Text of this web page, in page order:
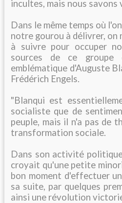
incultes, mais nous savons
Dans le même temps où
notre gourou à délivrer,
à suivre pour occuper
sources de ce groupe
emblématique d'Auguste
Frédérich Engels.
"Blanqui est
socialiste que de
peuple, mais il n'a pas de
transformation sociale.
Dans son activité
croyait qu'une petite
bon moment d'effectuer
sa suite, par quelques
ainsi une révolution